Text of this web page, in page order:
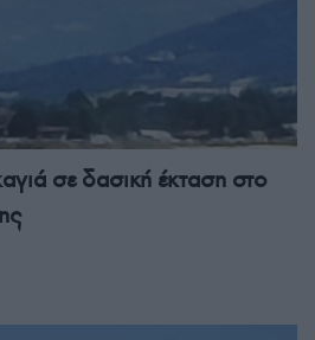
σε δασική έκταση στο